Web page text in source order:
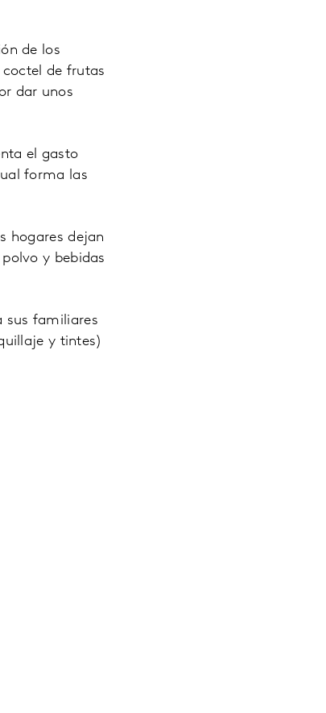
de los
de frutas
dar unos
el gasto
forma las
hogares dejan
y bebidas
sus familiares
y tintes)